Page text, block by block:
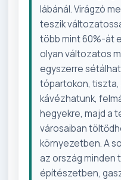
lábánál. Virágzó
teszik
több mint 60%-át
olyan változatos
egyszerre
tópartokon, tiszta,
kávézhatunk,
hegyekre, majd a
városaiban
környezetben. A
az ország minden
építészetben,